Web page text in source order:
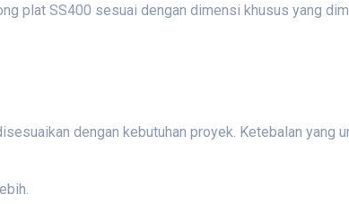
plat SS400 sesuai dengan dimensi khusus yang
dengan kebutuhan proyek. Ketebalan yang